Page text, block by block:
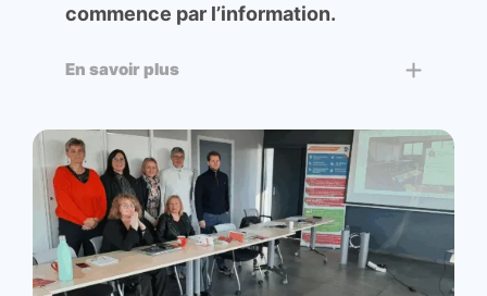
commence par l’information.
En savoir plus